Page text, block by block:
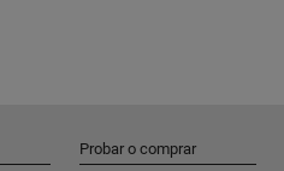
Probar o comprar